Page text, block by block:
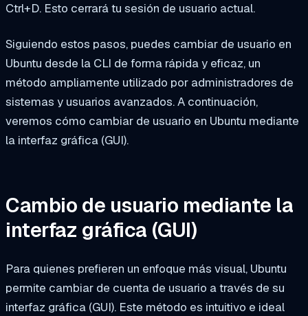
Ctrl+D. Esto cerrará tu sesión de usuario actual.
Siguiendo estos pasos, puedes cambiar de usuario en
Ubuntu desde la CLI de forma rápida y eficaz, un
método ampliamente utilizado por administradores de
sistemas y usuarios avanzados. A continuación,
veremos cómo cambiar de usuario en Ubuntu mediante
la interfaz gráfica (GUI).
Cambio de usuario mediante la
interfaz gráfica (GUI)
Para quienes prefieren un enfoque más visual, Ubuntu
permite cambiar de cuenta de usuario a través de su
interfaz gráfica (GUI). Este método es intuitivo e ideal